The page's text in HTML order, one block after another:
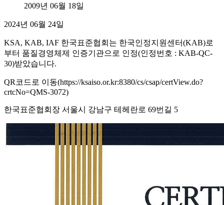
2009년 06월 18일
2024년 06월 24일
KSA, KAB, IAF 한국표준협회는 한국인정지원센터(KAB)로
부터 품질경영체제 인증기관으로 인정(인정번호 : KAB-QC-
30)받았습니다.
QR코드로 이동(https://ksaiso.or.kr:8380/cs/csap/certView.do?
crtcNo=QMS-3072)
한국표준협회장 서울시 강남구 테헤란로 69번길 5